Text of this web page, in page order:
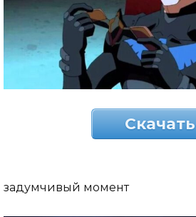
Скачать
задумчивый момент